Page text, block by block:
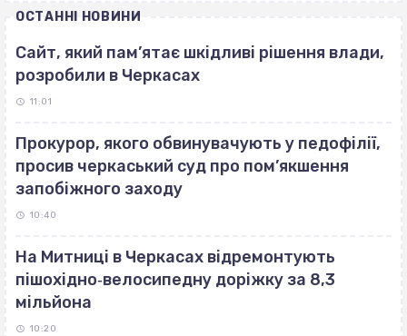
ОСТАННІ НОВИНИ
Сайт, який пам’ятає шкідливі рішення влади,
розробили в Черкасах
11:01
Прокурор, якого обвинувачують у педофілії,
просив черкаський суд про пом’якшення
запобіжного заходу
10:40
На Митниці в Черкасах відремонтують
пішохідно‐велосипедну доріжку за 8,3
мільйона
10:20